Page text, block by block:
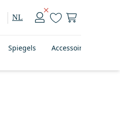
NL
Spiegels Accessoires